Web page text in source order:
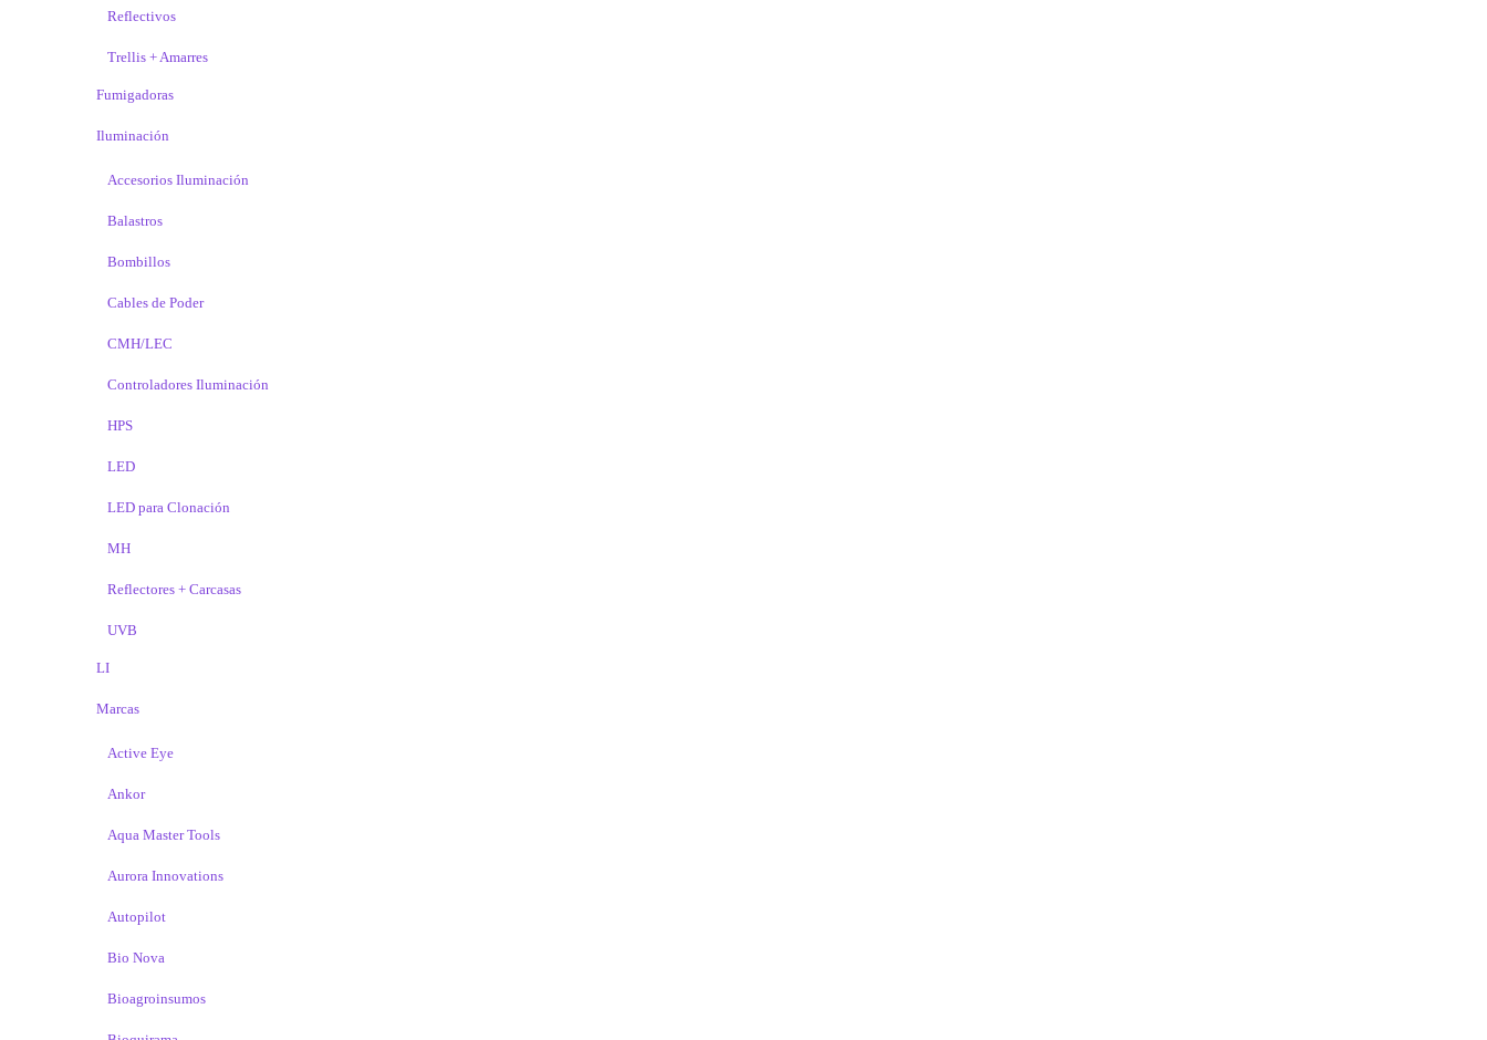
Reflectivos
Trellis + Amarres
Fumigadoras
Iluminación
Accesorios Iluminación
Balastros
Bombillos
Cables de Poder
CMH/LEC
Controladores Iluminación
HPS
LED
LED para Clonación
MH
Reflectores + Carcasas
UVB
LI
Marcas
Active Eye
Ankor
Aqua Master Tools
Aurora Innovations
Autopilot
Bio Nova
Bioagroinsumos